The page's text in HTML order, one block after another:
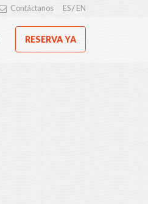
Contáctanos ES/ EN
RESERVA YA